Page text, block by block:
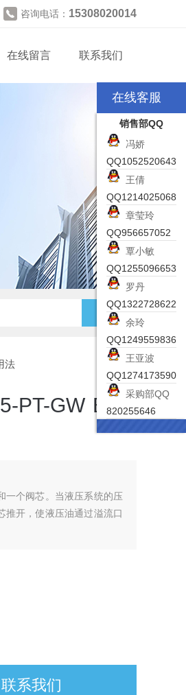
咨询电话： 15308020014
在线留言 联系我们
法
PT-GW B-30
一个阀芯。当液压系统的压
推开，使液压油通过溢流口
联系我们
在线客服
销售部QQ
冯娇
QQ1052520643
王倩
QQ1214025068
章莹玲
QQ956657052
覃小敏
QQ1255096653
罗丹
QQ1322728622
余玲
QQ1249559836
王亚波
QQ1274173590
采购部QQ
820255646